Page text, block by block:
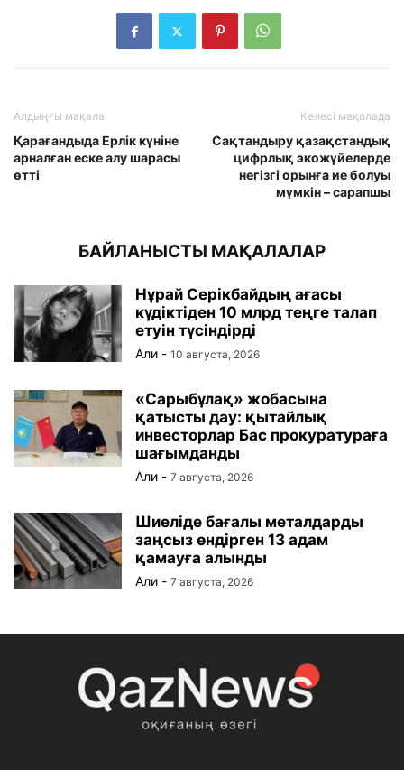
Алдыңғы мақала
Қарағандыда Ерлік күніне
арналған еске алу шарасы
өтті
Келесі мақалада
Сақтандыру қазақстандық
цифрлық экожүйелерде
негізгі орынға ие болуы
мүмкін – сарапшы
БАЙЛАНЫСТЫ МАҚАЛАЛАР
Нұрай Серікбайдың ағасы
күдіктіден 10 млрд теңге талап
етуін түсіндірді
Али - 10 августа, 2026
«Сарыбұлақ» жобасына
қатысты дау: қытайлық
инвесторлар Бас прокуратураға
шағымданды
Али - 7 августа, 2026
Шиеліде бағалы металдарды
заңсыз өндірген 13 адам
қамауға алынды
Али - 7 августа, 2026